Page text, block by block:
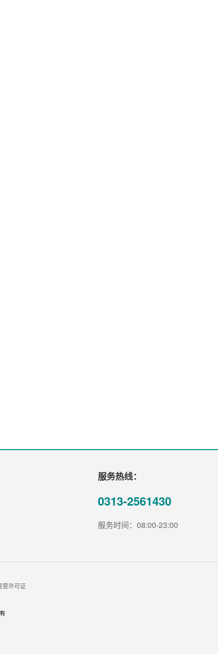
服务热线：
0313-2561430
服务时间：08:00-23:00
营许可证